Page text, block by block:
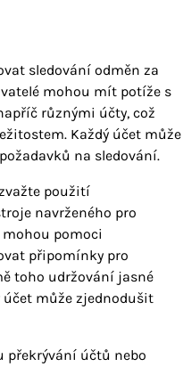
sledování odměn za
mohou mít potíže s
různými účty, což
Každý účet může
na sledování.
použití
navrženého pro
pomoci
připomínky pro
toho udržování jasné
účet může zjednodušit
účtů nebo